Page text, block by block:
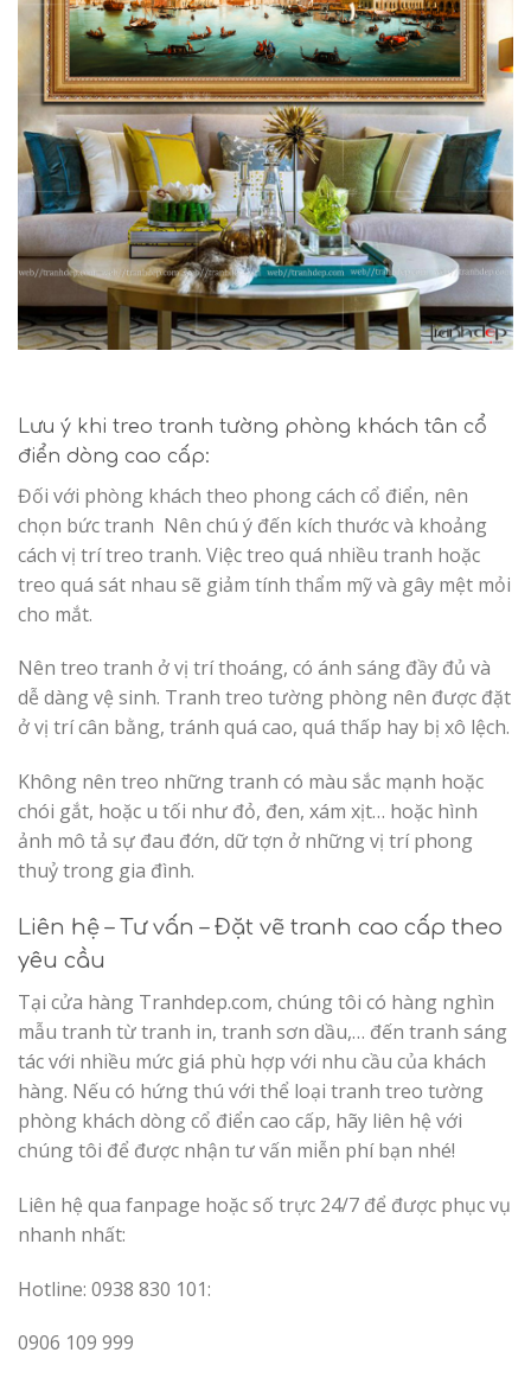
Lưu ý khi treo tranh tường phòng khách tân cổ
điển dòng cao cấp:
Đối với phòng khách theo phong cách cổ điển, nên
chọn bức tranh Nên chú ý đến kích thước và khoảng
cách vị trí treo tranh. Việc treo quá nhiều tranh hoặc
treo quá sát nhau sẽ giảm tính thẩm mỹ và gây mệt mỏi
cho mắt.
Nên treo tranh ở vị trí thoáng, có ánh sáng đầy đủ và
dễ dàng vệ sinh. Tranh treo tường phòng nên được đặt
ở vị trí cân bằng, tránh quá cao, quá thấp hay bị xô lệch.
Không nên treo những tranh có màu sắc mạnh hoặc
chói gắt, hoặc u tối như đỏ, đen, xám xịt… hoặc hình
ảnh mô tả sự đau đớn, dữ tợn ở những vị trí phong
thuỷ trong gia đình.
Liên hệ – Tư vấn – Đặt vẽ tranh cao cấp theo
yêu cầu
Tại cửa hàng Tranhdep.com, chúng tôi có hàng nghìn
mẫu tranh từ tranh in, tranh sơn dầu,… đến tranh sáng
tác với nhiều mức giá phù hợp với nhu cầu của khách
hàng. Nếu có hứng thú với thể loại tranh treo tường
phòng khách dòng cổ điển cao cấp, hãy liên hệ với
chúng tôi để được nhận tư vấn miễn phí bạn nhé!
Liên hệ qua fanpage hoặc số trực 24/7 để được phục vụ
nhanh nhất:
Hotline: 0938 830 101:
0906 109 999